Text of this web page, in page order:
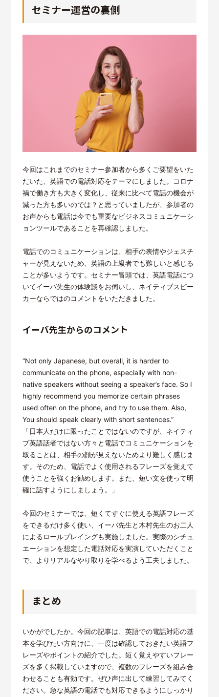
セミナー運営の裏側
今回はこれまでのセミナー参加者から多くご要望をいた
だいた、英語での電話対応をテーマにしました。コロナ
禍で働き方も大きく変化し、従来に比べて電話の機会が
減った方も多いのでは？と思っていましたが、参加者の
お声からも電話は今でも重要なビジネスコミュニケーシ
ョンツールであることを再確認しました。
電話でのコミュニケーションは、相手の表情やジェスチ
ャーが見えないため、英語の上級者でも難しいと感じる
ことが多いようです。セミナー冒頭では、英語電話につ
いてイーバ先生の体験談をお伺いし、ネイティブスピー
カーならではのコメントをいただきました。
イーバ先生からのコメント
“Not only Japanese, but overall, it is harder to
communicate on the phone, especially with non-
native speakers without seeing a speaker’s face. So I
highly recommend you memorize certain phrases
used often on the phone, and try to use them. Also,
You should speak clearly with short sentences.”
「日本人だけに限ったことではないのですが、ネイティ
ブ英語話者ではない方々と電話でコミュニケーションを
取ることは、相手の顔が見えないためより難しく感じま
す。そのため、電話でよく使用されるフレーズを覚えて
使うことを強くお勧めします。また、短い文を使って明
確に話すようにしましょう。」
今回のセミナーでは、短くてすぐに使える英語フレーズ
をできるだけ多く使い、イーバ先生と木村先生のお二人
によるロールプレイングも実施しました。実際のシチュ
エーションを想定した電話対応を実演していただくこと
で、よりリアルなやり取りを学べるよう工夫しました。
まとめ
いかがでしたか。今回の記事は、英語での電話対応の基
本を学びたい方向けに、一度は確認しておきたい英語フ
レーズやポイントの紹介でした。短く覚えやすいフレー
ズを多く掲載していますので、複数のフレーズを組み合
わせることも有効です。ぜひ声に出して練習してみてく
ださい。急な英語の電話でも対応できるようにしっかり